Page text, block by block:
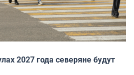
2027 года северяне будут